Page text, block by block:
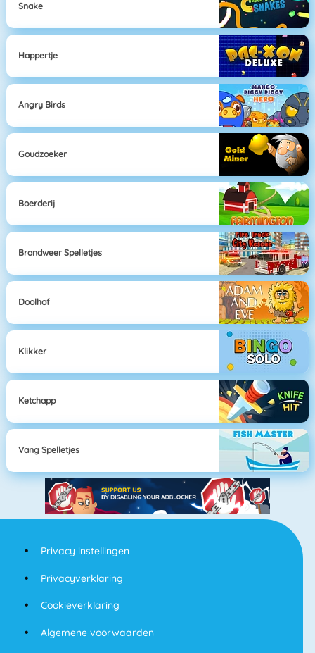
Snake
Happertje
Angry Birds
Goudzoeker
Boerderij
Brandweer Spelletjes
Doolhof
Klikker
Ketchapp
Vang Spelletjes
Privacy instellingen
Privacyverklaring
Cookieverklaring
Algemene voorwaarden